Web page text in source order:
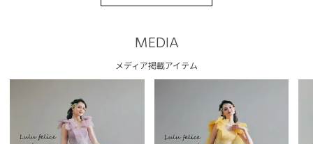
MEDIA
メディア掲載アイテム